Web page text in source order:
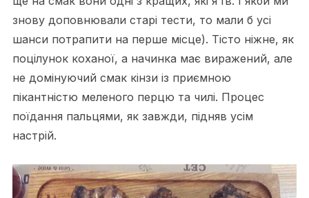
знову доповнювали старі тести, то мали б усі
шанси потрапити на перше місце). Тісто ніжне, як
поцілунок коханої, а начинка має виражений, але
не домінуючий смак кінзи із приємною
пікантністю меленого перцю та чилі. Процес
поїдання пальцями, як завжди, підняв усім
настрій.